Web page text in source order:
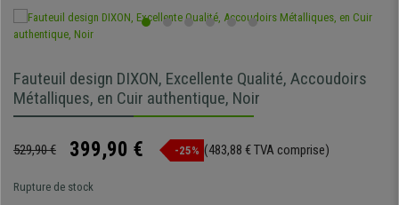
Fauteuil design DIXON, Excellente Qualité, Accoudoirs
Métalliques, en Cuir authentique, Noir
529,90 € 399,90 € -25% (483,88 € TVA comprise)
Rupture de stock